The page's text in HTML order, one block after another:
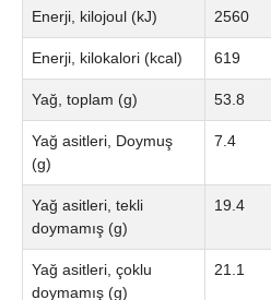
Enerji, kilojoul (kJ) 2560
Enerji, kilokalori (kcal) 619
Yağ, toplam (g) 53.8
Yağ asitleri, Doymuş
(g)
7.4
Yağ asitleri, tekli
doymamış (g)
19.4
Yağ asitleri, çoklu
doymamış (g)
21.1